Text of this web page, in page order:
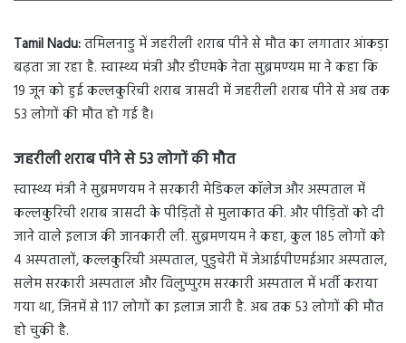
Tamil Nadu:तमिलनाडु में जहरीली शराब पीने से मौत का लगातार आंकड़ा
बढ़ता जा रहा है. स्वास्थ्य मंत्री और डीएमके नेता सुब्रमण्यम मा ने कहा कि
19 जून को हुई कल्लकुरिची शराब त्रासदी में जहरीली शराब पीने से अब तक
53 लोगों की मौत हो गई है।
जहरीली शराब पीने से 53 लोगों की मौत
स्वास्थ्य मंत्री ने सुब्रमणयम ने सरकारी मेडिकल कॉलेज और अस्पताल में
कल्लकुरिची शराब त्रासदी के पीड़ितों से मुलाकात की. और पीड़ितों को दी
जाने वाले इलाज की जानकारी ली. सुब्रमणयम ने कहा, कुल 185 लोगों को
4 अस्पतालों, कल्लकुरिची अस्पताल, पुडुचेरी में जेआईपीएमईआर अस्पताल,
सलेम सरकारी अस्पताल और विलुप्पुरम सरकारी अस्पताल में भर्ती कराया
गया था, जिनमें से 117 लोगों का इलाज जारी है. अब तक 53 लोगों की मौत
हो चुकी है.